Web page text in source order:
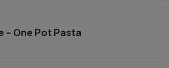
– One Pot Pasta